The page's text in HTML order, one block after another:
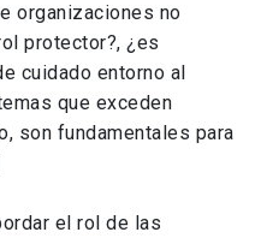
organizaciones no
protector?, ¿es
cuidado entorno al
que exceden
son fundamentales para
el rol de las